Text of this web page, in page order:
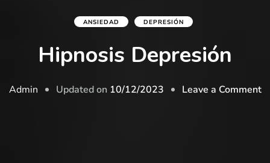
ANSIEDAD DEPRESIÓN
Hipnosis Depresión
Admin Updated on 10/12/2023 Leave a Comment